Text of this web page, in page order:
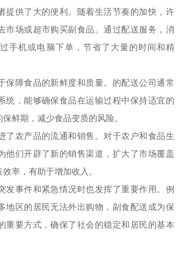
提供了大的便利。随着生活节奏的加快，许
市场或超市购买副食品。通过配送服务，消
手机或电脑下单，节省了大量的时间和精
保障食品的新鲜度和质量。的配送公司通常
统，能够确保食品在运输过程中保持适宜的
鲜期，减少食品变质的风险。
了农产品的流通和销售。对于农户和食品生
他们开辟了新的销售渠道，扩大了市场覆盖
率，有助于增加收入。
发事件和紧急情况时也发挥了重要作用。例
地区的居民无法外出购物，副食配送成为保
重要方式，确保了社会的稳定和居民的基本